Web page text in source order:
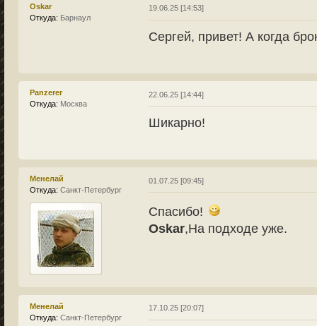
Oskar
Откуда: Барнаул
19.06.25 [14:53]
Сергей, привет! А когда
Panzerer
Откуда: Москва
22.06.25 [14:44]
Шикарно!
Менелай
Откуда: Санкт-Петербург
01.07.25 [09:45]
Спасибо!
Oskar,На подходе уже.
Менелай
Откуда: Санкт-Петербург
17.10.25 [20:07]